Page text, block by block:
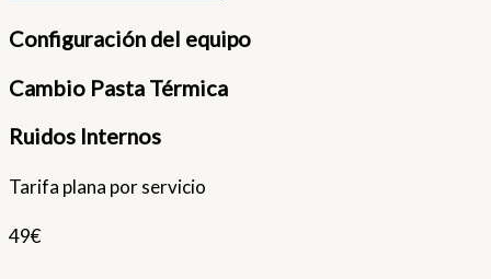
Configuración del equipo
Cambio Pasta Térmica
Ruidos Internos
Tarifa plana por servicio
49€